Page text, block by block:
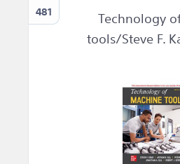
481
Technology
tools/Steve F.